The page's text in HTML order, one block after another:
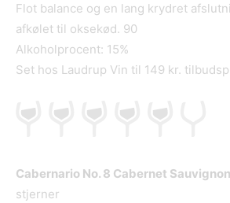
Flot balance og en lang krydret
afkølet til oksekød. 90
Alkoholprocent: 15%
Set hos Laudrup Vin til 149 kr.
Cabernario No. 8 Cabernet
stjerner